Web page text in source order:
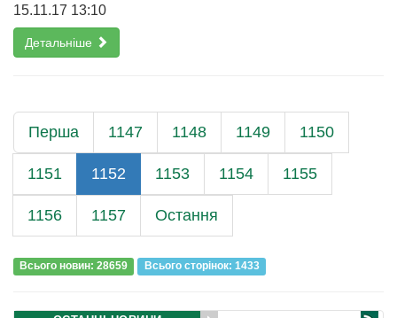
15.11.17 13:10
Детальніше
Перша 1147 1148 1149 1150
1151 1152 1153 1154 1155
1156 1157 Остання
Всього новин: 28659 Всього сторiнок: 1433